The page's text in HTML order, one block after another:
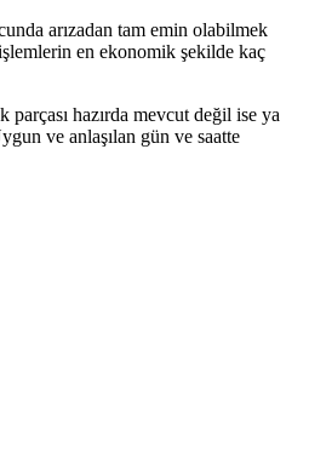
arızadan tam emin olabilmek
en ekonomik şekilde kaç
hazırda mevcut değil ise ya
ve anlaşılan gün ve saatte